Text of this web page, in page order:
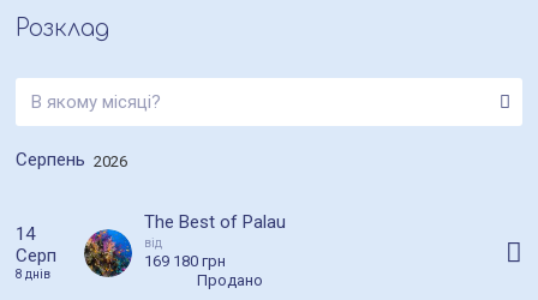
Розклад
Серпень 2026
14
Серп
8 днів
The Best of Palau
від
169 180 грн
Продано